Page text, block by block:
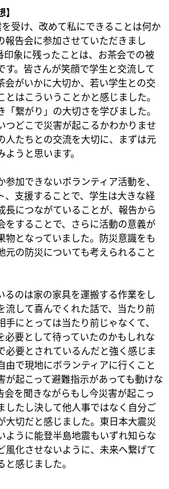
受け、改めて私にできることは何か
報告会に参加させていただきまし
印象に残ったことは、お茶会での被
す。皆さんが笑顔で学生と交流して
会がいかに大切か、若い学生との交
はこういうことかと感じました。
「繋がり」の大切さを学びました。
つどこで災害が起こるかわかりませ
人たちとの交流を大切に、まずは元
うと思います。
参加できないボランティア活動を、
、支援することで、学生は大きな経
長につながていることが、報告から
をすることで、さらに活動の意義が
物となっていました。防災意識をも
元の防災についても考えられること
るのは家の家具を運搬する作業をし
流して喜んでくれた話で、当たり前
にとっては当たり前じゃなくて、
必要として待っていたのかもしれな
必要とされているんだと強く感じま
由で現地にボランティアに行くこと
が起こって避難指示があっても動けな
会を聞きながらもし今災害が起こっ
したし決して他人事ではなく自分ご
大切だと感じました。東日本大震災
ように能登半島地震もいずれ知らな
風化させないように、未来へ繋げて
感じました。